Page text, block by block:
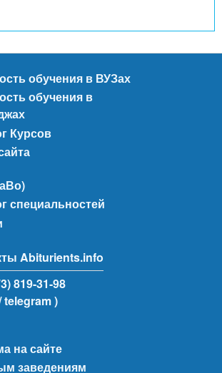
обучения в ВУЗах
обучения в
Курсов
специальностей
Abiturients.info
819-31-98
telegram )
на сайте
заведениям